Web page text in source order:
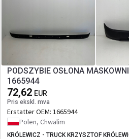
PODSZYBIE OSŁONA
1665944
72,62 EUR
Pris ekskl. mva
Erstatter OEM: 1665944
Polen, Chwalim
KRÓLEWICZ - TRUCK KRZYSZTOF